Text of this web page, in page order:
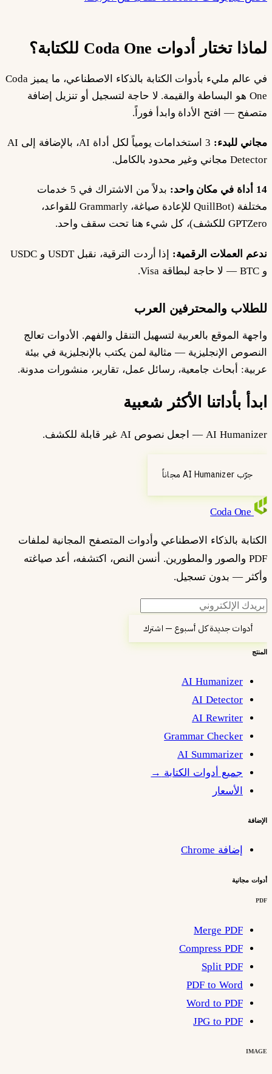
لماذا تختار أدوات Coda One للكتابة؟
في عالم مليء بأدوات الكتابة بالذكاء الاصطناعي، ما يميز Coda
One هو البساطة والقيمة. لا حاجة لتسجيل أو تنزيل إضافة
متصفح — افتح الأداة وابدأ فوراً.
مجاني للبدء:
3 استخدامات يومياً لكل أداة AI، بالإضافة إلى AI
Detector مجاني وغير محدود بالكامل.
14 أداة في مكان واحد:
بدلاً من الاشتراك في 5 خدمات
مختلفة (QuillBot للإعادة صياغة، Grammarly للقواعد،
GPTZero للكشف)، كل شيء هنا تحت سقف واحد.
ندعم العملات الرقمية:
إذا أردت الترقية، نقبل USDT و USDC
و BTC — لا حاجة لبطاقة Visa.
للطلاب والمحترفين العرب
واجهة الموقع بالعربية لتسهيل التنقل والفهم. الأدوات تعالج
النصوص الإنجليزية — مثالية لمن يكتب بالإنجليزية في بيئة
عربية: أبحاث جامعية، رسائل عمل، تقارير، منشورات مدونة.
ابدأ بأداتنا الأكثر شعبية
AI Humanizer — اجعل نصوص AI غير قابلة للكشف.
جرّب AI Humanizer مجاناً
Coda One
الكتابة بالذكاء الاصطناعي وأدوات المتصفح المجانية لملفات
PDF والصور والمطورين. أنسن النص، اكتشفه، أعد صياغته
وأكثر — بدون تسجيل.
أدوات جديدة كل أسبوع — اشترك
المنتج
AI Humanizer
AI Detector
AI Rewriter
Grammar Checker
AI Summarizer
جميع أدوات الكتابة →
الأسعار
الإضافة
إضافة Chrome
أدوات مجانية
PDF
Merge PDF
Compress PDF
Split PDF
PDF to Word
Word to PDF
JPG to PDF
IMAGE